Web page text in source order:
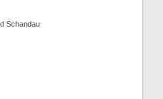
Schandau